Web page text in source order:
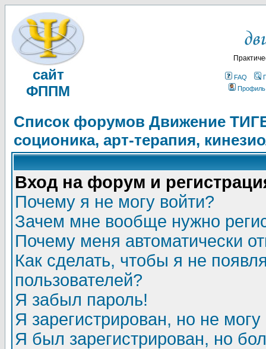
сайт
ФППМ
FAQ
Профиль
Список форумов Движение
соционика, арт-терапия,
Вход на форум и
Почему я не могу войти?
Зачем мне вообще нужно
Почему меня автоматически
Как сделать, чтобы я не
пользователей?
Я забыл пароль!
Я зарегистрирован, но не могу
Я был зарегистрирован, но